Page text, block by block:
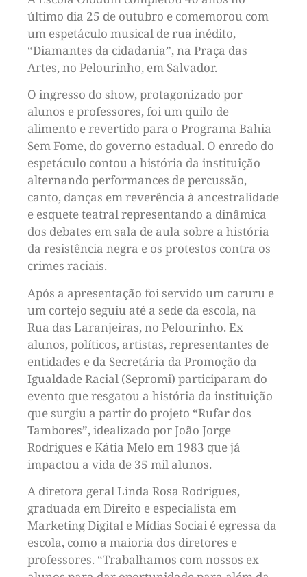
último dia 25 de outubro e comemorou com
um espetáculo musical de rua inédito,
“Diamantes da cidadania”, na Praça das
Artes, no Pelourinho, em Salvador.
O ingresso do show, protagonizado por
alunos e professores, foi um quilo de
alimento e revertido para o Programa Bahia
Sem Fome, do governo estadual. O enredo do
espetáculo contou a história da instituição
alternando performances de percussão,
canto, danças em reverência à ancestralidade
e esquete teatral representando a dinâmica
dos debates em sala de aula sobre a história
da resistência negra e os protestos contra os
crimes raciais.
Após a apresentação foi servido um caruru e
um cortejo seguiu até a sede da escola, na
Rua das Laranjeiras, no Pelourinho. Ex
alunos, políticos, artistas, representantes de
entidades e da Secretária da Promoção da
Igualdade Racial (Sepromi) participaram do
evento que resgatou a história da instituição
que surgiu a partir do projeto “Rufar dos
Tambores”, idealizado por João Jorge
Rodrigues e Kátia Melo em 1983 que já
impactou a vida de 35 mil alunos.
A diretora geral Linda Rosa Rodrigues,
graduada em Direito e especialista em
Marketing Digital e Mídias Sociai é egressa da
escola, como a maioria dos diretores e
professores. “Trabalhamos com nossos ex